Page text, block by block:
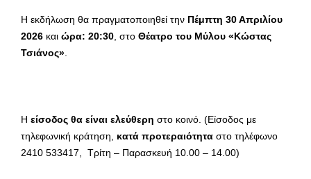
Η εκδήλωση θα πραγματοποιηθεί την Πέμπτη 30 Απριλίου
2026 και ώρα: 20:30 , στο Θέατρο του Μύλου «Κώστας
Τσιάνος»
Η είσοδος θα είναι ελεύθερη στο κοινό. (Είσοδος με
τηλεφωνική κράτηση, κατά προτεραιότητα στο τηλέφωνο
2410 533417, Τρίτη – Παρασκευή 10.00 – 14.00)